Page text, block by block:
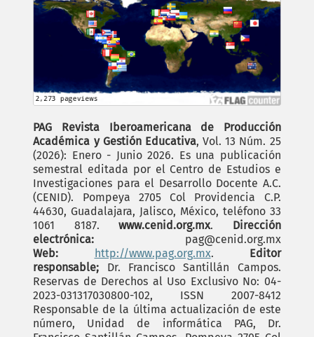
PAG Revista Iberoamericana de Producción
Académica y Gestión Educativa, Vol. 13 Núm. 25
(2026): Enero - Junio 2026. Es una publicación
semestral editada por el Centro de Estudios e
Investigaciones para el Desarrollo Docente A.C.
(CENID). Pompeya 2705 Col Providencia C.P.
44630, Guadalajara, Jalisco, México, teléfono 33
1061 8187.www.cenid.org.mx. Dirección
electrónica: pag@cenid.org.mx
Web:
http://www.pag.org.mx.
Editor
responsable; Dr. Francisco Santillán Campos.
Reservas de Derechos al Uso Exclusivo No: 04-
2023-031317030800-102, ISSN 2007-8412
Responsable de la última actualización de este
número, Unidad de informática PAG, Dr.